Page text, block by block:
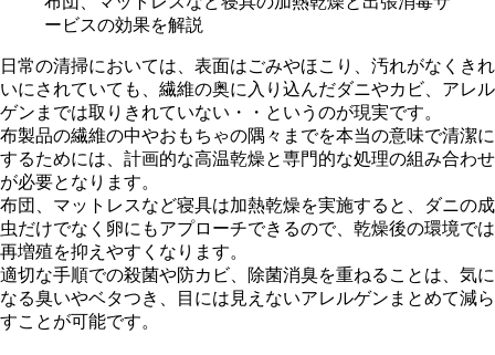
ービスの効果を解説
日常の清掃においては、表面はごみやほこり、汚れがなくきれ
いにされていても、繊維の奥に入り込んだダニやカビ、アレル
ゲンまでは取りきれていない・・というのが現実です。
布製品の繊維の中やおもちゃの隅々までを本当の意味で清潔に
するためには、計画的な高温乾燥と専門的な処理の組み合わせ
が必要となります。
布団、マットレスなど寝具は加熱乾燥を実施すると、ダニの成
虫だけでなく卵にもアプローチできるので、乾燥後の環境では
再増殖を抑えやすくなります。
適切な手順での殺菌や防カビ、除菌消臭を重ねることは、気に
なる臭いやベタつき、目には見えないアレルゲンまとめて減ら
すことが可能です。